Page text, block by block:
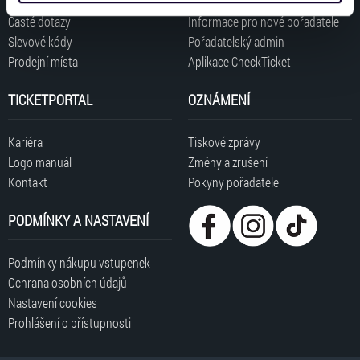
získali v důsledku toho, že používáte jejich služby. Jaké
typy cookies používáme, naleznete níže. Možnosti
zpracování upravíte zaškrtnutím příslušné varianty. Svoji
volbu můžete kdykoliv změnit v zápatí stránky v záložce
Časté dotazy
Slevové kódy
Prodejní místa
Informace pro nové pořadatele
Pořadatelský admin
Aplikace CheckTicket
TICKETPORTAL
Kariéra
Logo manuál
Kontakt
OZNÁMENÍ
Tiskové zprávy
Změny a zrušení
Pokyny pořadatele
PODMÍNKY A NASTAVENÍ
Podmínky nákupu vstupenek
Ochrana osobních údajů
Nastavení cookies
Prohlášení o přístupnosti